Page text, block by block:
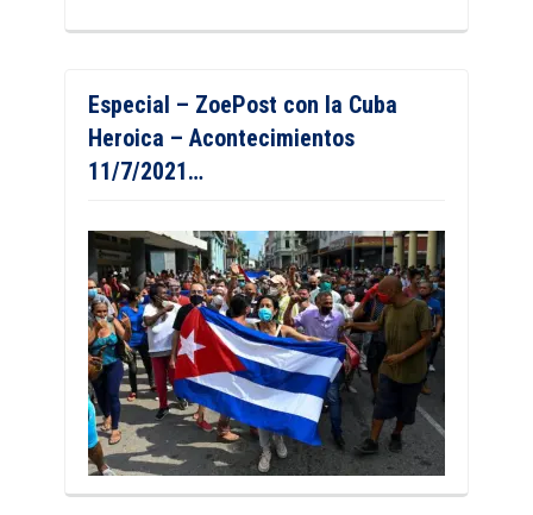
Especial – ZoePost con la Cuba
Heroica – Acontecimientos
11/7/2021…